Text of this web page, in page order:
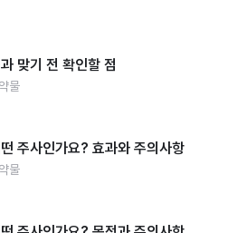
맞기 전 확인할 점
물
주사인가요? 효과와 주의사항
물